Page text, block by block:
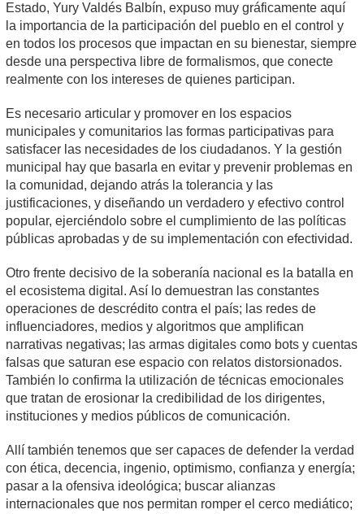
Estado, Yury Valdés Balbín, expuso muy gráficamente aquí
la importancia de la participación del pueblo en el control y
en todos los procesos que impactan en su bienestar, siempre
desde una perspectiva libre de formalismos, que conecte
realmente con los intereses de quienes participan.
Es necesario articular y promover en los espacios
municipales y comunitarios las formas participativas para
satisfacer las necesidades de los ciudadanos. Y la gestión
municipal hay que basarla en evitar y prevenir problemas en
la comunidad, dejando atrás la tolerancia y las
justificaciones, y diseñando un verdadero y efectivo control
popular, ejerciéndolo sobre el cumplimiento de las políticas
públicas aprobadas y de su implementación con efectividad.
Otro frente decisivo de la soberanía nacional es la batalla en
el ecosistema digital. Así lo demuestran las constantes
operaciones de descrédito contra el país; las redes de
influenciadores, medios y algoritmos que amplifican
narrativas negativas; las armas digitales como bots y cuentas
falsas que saturan ese espacio con relatos distorsionados.
También lo confirma la utilización de técnicas emocionales
que tratan de erosionar la credibilidad de los dirigentes,
instituciones y medios públicos de comunicación.
Allí también tenemos que ser capaces de defender la verdad
con ética, decencia, ingenio, optimismo, confianza y energía;
pasar a la ofensiva ideológica; buscar alianzas
internacionales que nos permitan romper el cerco mediático;